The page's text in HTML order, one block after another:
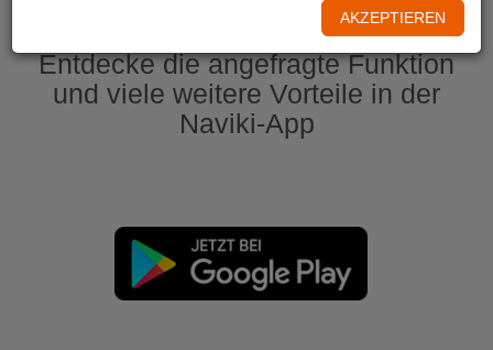
Entdecke die angefragte Funktion
und viele weitere Vorteile in der
Naviki-App
AKZEPTIEREN